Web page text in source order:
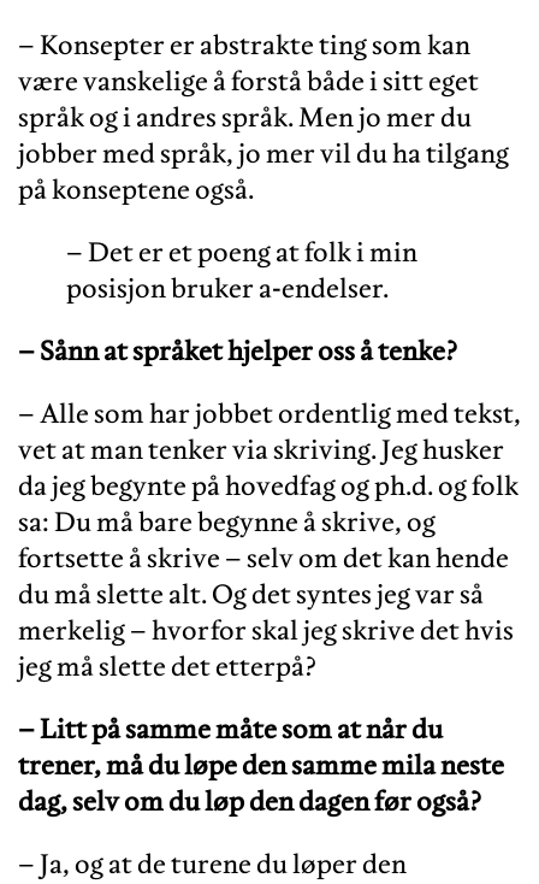
– Konsepter er abstrakte ting som kan
være vanskelige å forstå både i sitt eget
språk og i andres språk. Men jo mer du
jobber med språk, jo mer vil du ha tilgang
på konseptene også.
– Det er et poeng at folk i min
posisjon bruker a-endelser.
– Sånn at språket hjelper oss åtenke?
– Alle som har jobbet ordentlig med tekst,
vet at man tenker via skriving. Jeg husker
da jeg begynte på hovedfag og ph.d. og folk
sa: Du må bare begynne å skrive, og
fortsette å skrive – selv om det kan hende
du må slette alt. Og det syntes jeg var så
merkelig – hvorfor skal jeg skrive det hvis
jeg må slette det etterpå?
– Litt på samme måte som at når du
trener, må du løpe den samme mila neste
dag, selv om du løp den dagen før også?
– Ja, og at de turene du løper den